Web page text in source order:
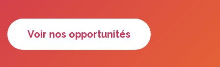
Voir nos opportu​​​​​​nités